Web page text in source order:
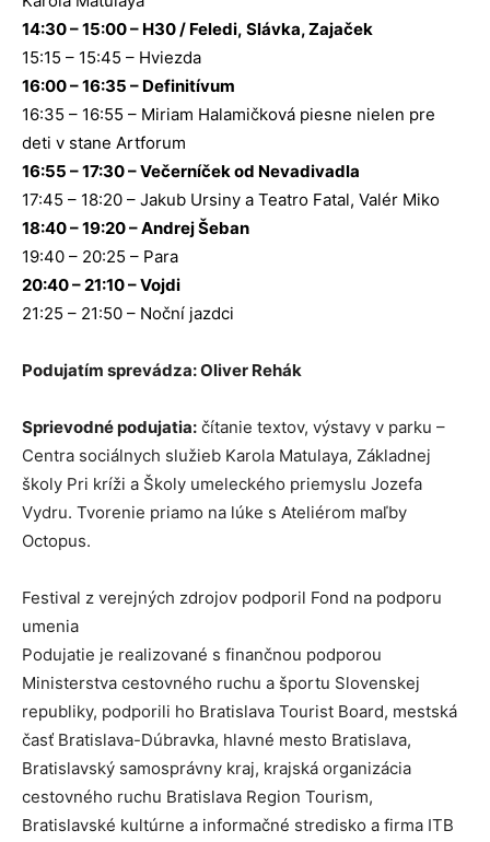
14:30 – 15:00 – H30 / Feledi, Slávka, Zajaček
15:15 – 15:45 – Hviezda
16:00 – 16:35 – Definitívum
16:35 – 16:55 – Miriam Halamičková piesne nielen pre
deti v stane Artforum
16:55 – 17:30 – Večerníček od Nevadivadla
17:45 – 18:20 – Jakub Ursiny a Teatro Fatal, Valér Miko
18:40 – 19:20 – Andrej Šeban
19:40 – 20:25 – Para
20:40 – 21:10 – Vojdi
21:25 – 21:50 – Noční jazdci
Podujatím sprevádza: Oliver Rehák
Sprievodné podujatia: čítanie textov, výstavy v parku –
Centra sociálnych služieb Karola Matulaya, Základnej
školy Pri kríži a Školy umeleckého priemyslu Jozefa
Vydru. Tvorenie priamo na lúke s Ateliérom maľby
Octopus.
Festival z verejných zdrojov podporil Fond na podporu
umenia
Podujatie je realizované s finančnou podporou
Ministerstva cestovného ruchu a športu Slovenskej
republiky, podporili ho Bratislava Tourist Board, mestská
časť Bratislava-Dúbravka, hlavné mesto Bratislava,
Bratislavský samosprávny kraj, krajská organizácia
cestovného ruchu Bratislava Region Tourism,
Bratislavské kultúrne a informačné stredisko a firma ITB